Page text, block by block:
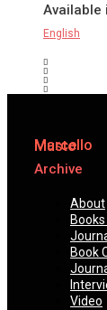
Available
English
Marcello
Musto
Archive
About
Book
Video